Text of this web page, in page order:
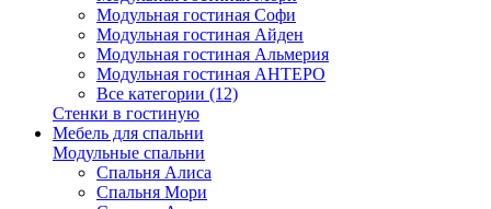
Модульная гостиная Софи
Модульная гостиная Айден
Модульная гостиная Альмерия
Модульная гостиная АНТЕРО
Все категории (12)
Стенки в гостиную
Мебель для спальни
Модульные спальни
Спальня Алиса
Спальня Мори